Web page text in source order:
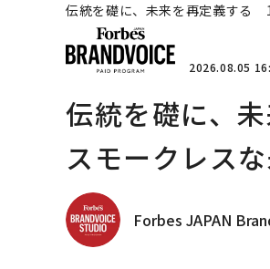
伝統を礎に、未来を再定義する
2026.08.05
伝統を礎に、
スモークレス
Forbes JAPAN